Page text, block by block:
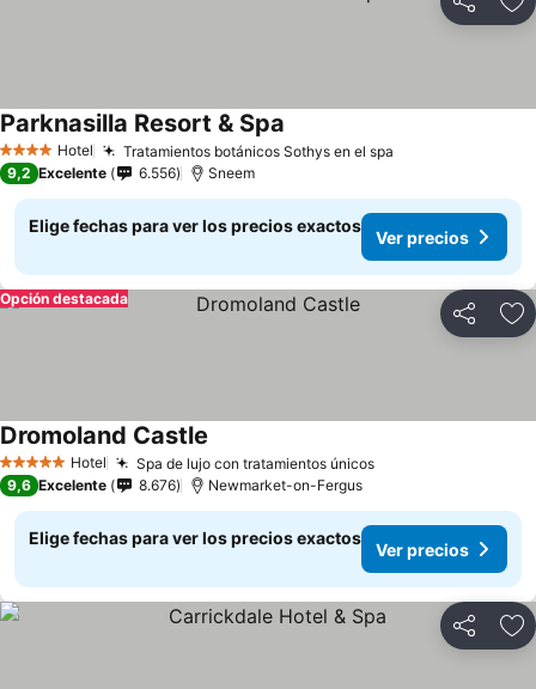
Compartir
4 EstrellasHotel Tratamientos botánicos Sothys en el spa
Parknasilla Resort & Spa
9,2 Excelente 6.556 Sneem
Elige fechas para ver los precios exactos
Ver precios
Compartir
Opción destacada
5 Estrellas Hotel Spa de lujo con tratamientos únicos
Dromoland Castle
9,6 Excelente 8.676 Newmarket-on-Fergus
Elige fechas para ver los precios exactos
Ver precios
Compartir